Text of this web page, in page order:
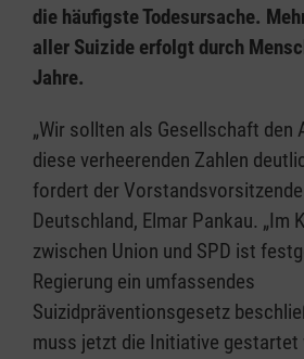
die häufigste Todesursache.
aller Suizide erfolgt durch
Jahre.
„Wir sollten als Gesellschaft den
diese verheerenden Zahlen
fordert der
Deutschland, Elmar Pankau. „Im
zwischen Union und SPD ist
Regierung ein umfassendes
Suizidpräventionsgesetz
muss jetzt die Initiative gestartet